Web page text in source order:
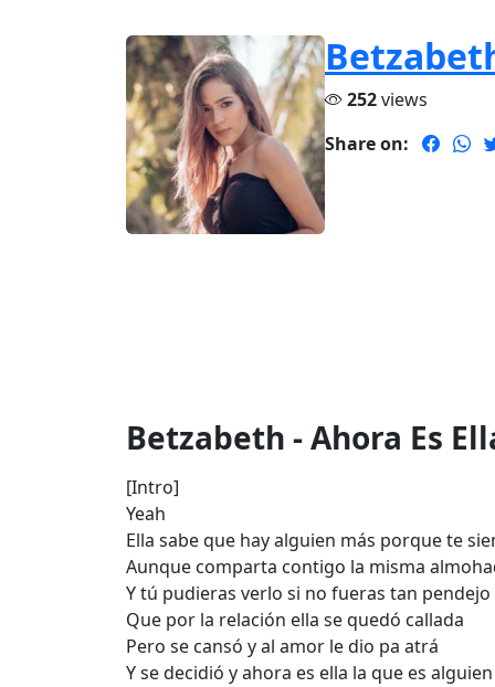
252views
Share on:
Betzabeth - Ahora Es
[Intro]
Yeah
Ella sabe que hay alguien más porque te
Aunque comparta contigo la misma
Y tú pudieras verlo si no fueras tan pendejo
Que por la relación ella se quedó callada
Pero se cansó y al amor le dio pa atrá
Y se decidió y ahora es ella la que es